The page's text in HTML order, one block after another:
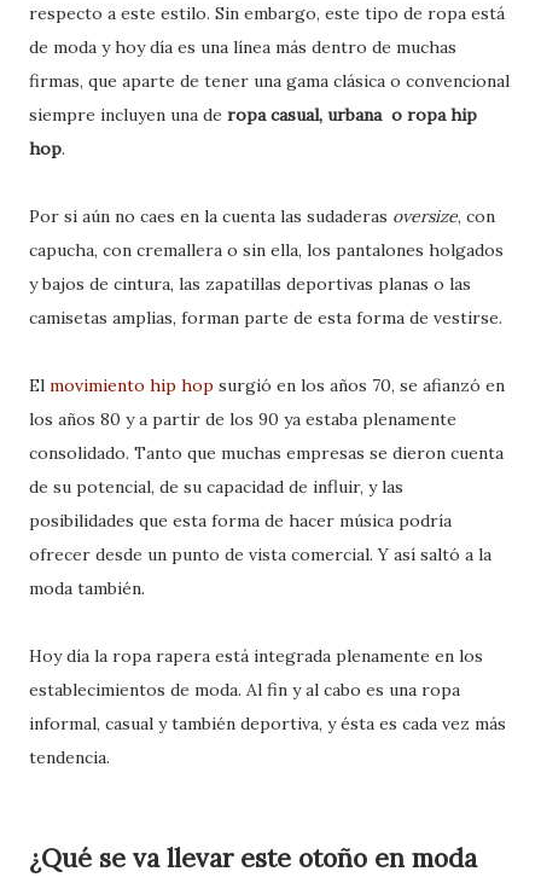
respecto a este estilo. Sin embargo, este tipo de ropa está
de moda y hoy día es una línea más dentro de muchas
firmas, que aparte de tener una gama clásica o convencional
siempre incluyen una de ropa casual, urbana o ropa hip
hop.
Por si aún no caes en la cuenta las sudaderas oversize, con
capucha, con cremallera o sin ella, los pantalones holgados
y bajos de cintura, las zapatillas deportivas planas o las
camisetas amplias, forman parte de esta forma de vestirse.
El movimiento hip hop surgió en los años 70, se afianzó en
los años 80 y a partir de los 90 ya estaba plenamente
consolidado. Tanto que muchas empresas se dieron cuenta
de su potencial, de su capacidad de influir, y las
posibilidades que esta forma de hacer música podría
ofrecer desde un punto de vista comercial. Y así saltó a la
moda también.
Hoy día la ropa rapera está integrada plenamente en los
establecimientos de moda. Al fin y al cabo es una ropa
informal, casual y también deportiva, y ésta es cada vez más
tendencia.
¿Qué se va llevar este otoño en moda